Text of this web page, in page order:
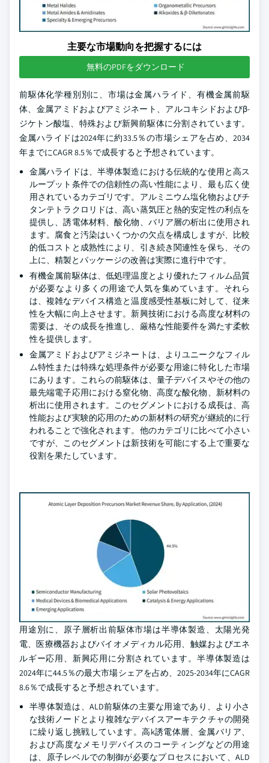
主要な市場動向を把握するには
無料のPDFをダウンロード
前駆体化学種別別に、市場は金属ハライド、有機金属前駆
体、金属アミドおよびアミジネート、アルコキシドおよびβ-
ジケトン酸塩、特殊および新興前駆体に分割されています。
金属ハライドは2024年に約33.5％の市場シェアを占め、2034
年までにCAGR 8.5％で成長すると予想されています。
金属ハライドは、半導体製造における伝統的な使用と高ス
ループット条件での信頼性の高い性能により、最も広く使
用されているカテゴリです。アルミニウム塩化物およびチ
タンテトラクロリドは、高い蒸気圧と熱的安定性の利点を
提供し、誘電体材料、酸化物、バリア層の析出に使用され
ます。腐食と汚染はいくつかの欠点を構成しますが、比較
的低コストと成熟性により、引き続き関連性を保ち、その
上に、精製とパッケージの改善は実際に進行中です。
有機金属前駆体は、低処理温度とより優れたフィルム品質
が必要なより多くの用途で人気を集めています。それら
は、複雑なデバイス構造と温度感受性基板に対して、従来
性を大幅に向上させます。新興技術における高度な材料の
需要は、その成長を推進し、厳格な性能要件を満たす柔軟
性を提供します。
金属アミドおよびアミジネートは、よりユニークなフィル
ム特性または特殊な処理条件が必要な用途に特化した市場
にあります。これらの前駆体は、量子デバイスやその他の
最先端電子応用における窒化物、高度な酸化物、新材料の
析出に使用されます。このセグメントにおける成長は、高
性能および実験的応用のための新材料の研究が継続的に行
われることで強化されます。他のカテゴリに比べて小さい
ですが、このセグメントは新技術を可能にする上で重要な
役割を果たしています。
用途別に、原子層析出前駆体市場は半導体製造、太陽光発
電、医療機器およびバイオメディカル応用、触媒およびエネ
ルギー応用、新興応用に分割されています。半導体製造は
2024年に44.5％の最大市場シェアを占め、2025-2034年にCAGR
8.6％で成長すると予想されています。
半導体製造は、ALD前駆体の主要な用途であり、より小さ
な技術ノードとより複雑なデバイスアーキテクチャの開発
に繰り返し挑戦しています。高k誘電体層、金属バリア、
および高度なメモリデバイスのコーティングなどの用途
は、原子レベルでの制御が必要なプロセスにおいて、ALD